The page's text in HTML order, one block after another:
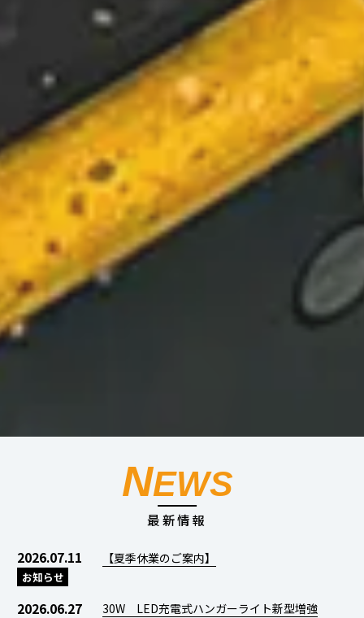
NEWS
最新情報
2026.07.11
お知らせ
【夏季休業のご案内】
2026.06.27
30W LED充電式ハンガーライト新型増強